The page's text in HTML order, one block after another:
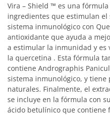
Vira – Shield ™ es una
ingredientes que estimulan
sistema inmunológico con
antioxidante que ayuda a
a estimular la inmunidad y es
la quercetina . Esta fórmula
contiene Andrographis
sistema inmunológico, y
naturales. Finalmente, el
se incluye en la fórmula con
ácido betulínico que contiene